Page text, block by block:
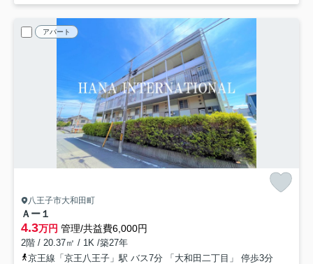
アパート
八王子市大和田町
Ａー１
4.3万円 管理/共益費6,000円
2階 / 20.37㎡ / 1K /築27年
京王線「京王八王子」駅 バス7分 「大和田二丁目」 停歩3分